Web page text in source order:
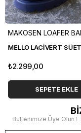
MAKOSEN LOAFER
₺2.299,00
SEPETE EKLE
Bültenimize Üye Olun !